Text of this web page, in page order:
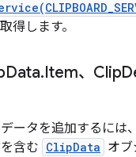
得します。
Data.Item、Clip
ータを追加するには
含む ClipData オ